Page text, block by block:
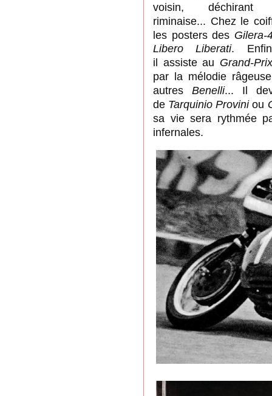
voisin,
riminaise... Chez le
les posters des Gilera-
Libero Liberati.
il assisteau Grand-
par la mélodie
autresBenelli... Il
de Tarquinio Proviniou
sa vie sera rythmée
infernales.